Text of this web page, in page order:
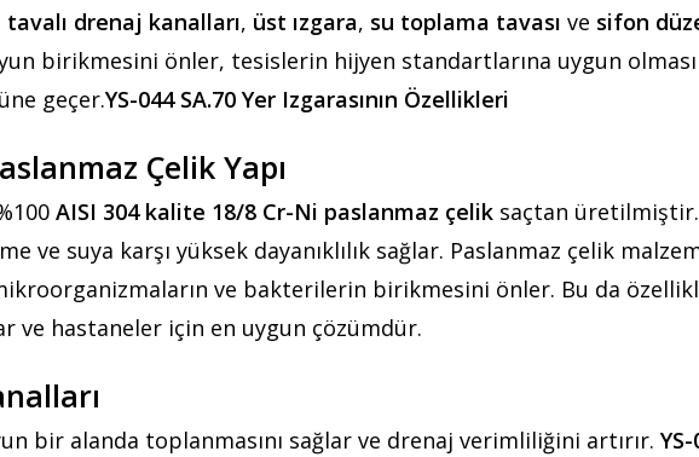
tavalı drenaj kanalları, üst ızgara, su toplama tavası ve sifon
birikmesini önler, tesislerin hijyen standartlarına uygun
geçer.YS-044 SA.70 Yer Izgarasının Özellikleri
Çelik Yapı
AISI 304 kalite 18/8 Cr-Ni paslanmaz çelik saçtan
ve suya karşı yüksek dayanıklılık sağlar. Paslanmaz çelik
ve bakterilerin birikmesini önler. Bu da
ve hastaneler için en uygun çözümdür.
bir alanda toplanmasını sağlar ve drenaj verimliliğini artırır.